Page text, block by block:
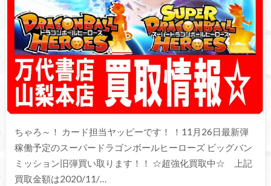
ちゃろ～！ カード担当ヤッピーです！ ！11月26日最新弾
稼働予定のスーパードラゴンボールヒーローズ ビッグバン
ミッション旧弾買い取ります！！ ☆超強化買取中☆ 上記
買取金額は2020/11/…